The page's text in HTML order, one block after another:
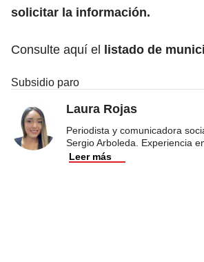
solicitar la información.
Consulte aquí el listado de
Subsidio paro
Laura Rojas
Periodista y comunicadora
Sergio Arboleda. Experiencia
Leer más